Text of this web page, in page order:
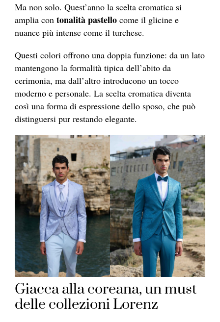
Ma non solo. Quest’anno la scelta cromatica si
amplia con tonalità pastello come il glicine e
nuance più intense come il turchese.
Questi colori offrono una doppia funzione: da un lato
mantengono la formalità tipica dell’abito da
cerimonia, ma dall’altro introducono un tocco
moderno e personale. La scelta cromatica diventa
così una forma di espressione dello sposo, che può
distinguersi pur restando elegante.
Giacca alla coreana, un must
delle collezioni Lorenz